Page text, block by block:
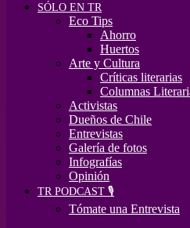
SÓLO EN TR
Eco Tips
Ahorro
Huertos
Arte y Cultura
Críticas literarias
Columnas
Activistas
Dueños de Chile
Entrevistas
Galería de fotos
Infografías
Opinión
TR PODCAST 🎙️
Tómate una Entrevista